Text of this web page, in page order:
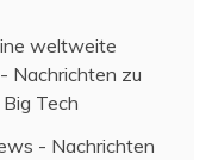
weltweite
Nachrichten zu
Tech
- Nachrichten